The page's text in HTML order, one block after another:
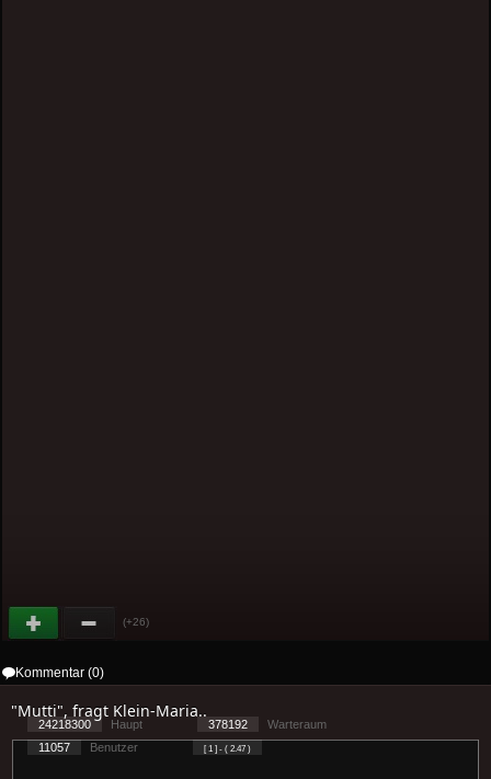
(+26)
Kommentar (0)
"Mutti", fragt Klein-Maria..
24218300 Haupt 378192
Warteraum
11057
Benutzer [ 1 ] - ( 2.47 )